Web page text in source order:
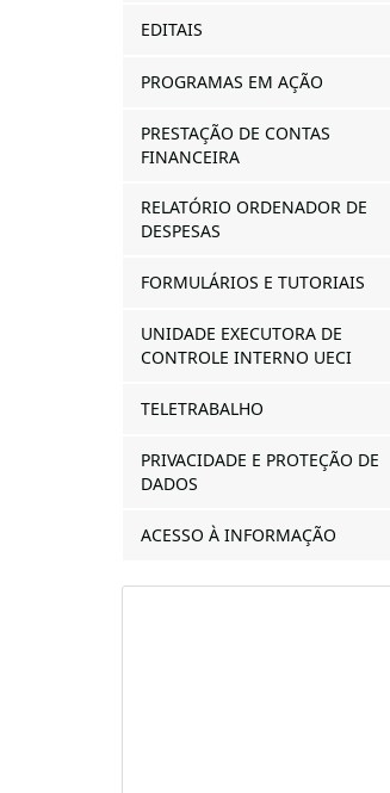
EDITAIS
PROGRAMAS EM AÇÃO
PRESTAÇÃO DE CONTAS
FINANCEIRA
RELATÓRIO ORDENADOR DE
DESPESAS
FORMULÁRIOS E TUTORIAIS
UNIDADE EXECUTORA DE
CONTROLE INTERNO UECI
TELETRABALHO
PRIVACIDADE E PROTEÇÃO DE
DADOS
ACESSO À INFORMAÇÃO